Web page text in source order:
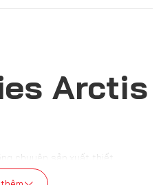
Arctis
chuyên sản xuất thiết
ấn tượng với thiết kế sang